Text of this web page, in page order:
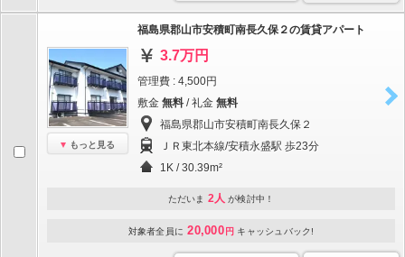
もっと見る
福島県郡山市安積町南長久保２の賃貸アパート
3.7万円
管理費 : 4,500円
敷金 無料 / 礼金 無料
福島県郡山市安積町南長久保２
ＪＲ東北本線/安積永盛駅 歩23分
1K / 30.39m²
ただいま 2人 が検討中！
対象者全員に 20,000 円 キャッシュバック!